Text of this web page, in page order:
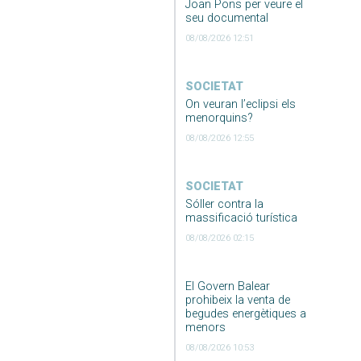
Joan Pons per veure el
seu documental
08/08/2026 12:51
SOCIETAT
On veuran l’eclipsi els
menorquins?
08/08/2026 12:55
SOCIETAT
Sóller contra la
massificació turística
08/08/2026 02:15
El Govern Balear
prohibeix la venta de
begudes energètiques a
menors
08/08/2026 10:53